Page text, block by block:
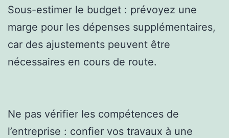
Sous-estimer le budget : prévoyez une
marge pour les dépenses supplémentaires,
car des ajustements peuvent être
nécessaires en cours de route.
Ne pas vérifier les compétences de
l’entreprise : confier vos travaux à une